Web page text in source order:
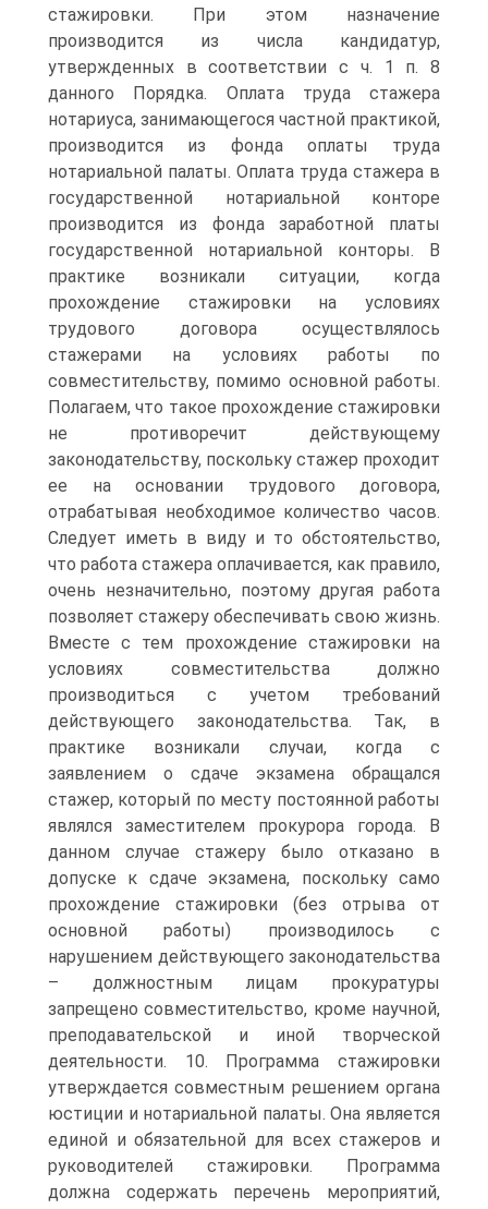
стажировки. При этом назначение
производится из числа кандидатур,
утвержденных в соответствии с ч. 1 п. 8
данного Порядка. Оплата труда стажера
нотариуса, занимающегося частной практикой,
производится из фонда оплаты труда
нотариальной палаты. Оплата труда стажера в
государственной нотариальной конторе
производится из фонда заработной платы
государственной нотариальной конторы. В
практике возникали ситуации, когда
прохождение стажировки на условиях
трудового договора осуществлялось
стажерами на условиях работы по
совместительству, помимо основной работы.
Полагаем, что такое прохождение стажировки
не противоречит действующему
законодательству, поскольку стажер проходит
ее на основании трудового договора,
отрабатывая необходимое количество часов.
Следует иметь в виду и то обстоятельство,
что работа стажера оплачивается, как правило,
очень незначительно, поэтому другая работа
позволяет стажеру обеспечивать свою жизнь.
Вместе с тем прохождение стажировки на
условиях совместительства должно
производиться с учетом требований
действующего законодательства. Так, в
практике возникали случаи, когда с
заявлением о сдаче экзамена обращался
стажер, который по месту постоянной работы
являлся заместителем прокурора города. В
данном случае стажеру было отказано в
допуске к сдаче экзамена, поскольку само
прохождение стажировки (без отрыва от
основной работы) производилось с
нарушением действующего законодательства
– должностным лицам прокуратуры
запрещено совместительство, кроме научной,
преподавательской и иной творческой
деятельности. 10. Программа стажировки
утверждается совместным решением органа
юстиции и нотариальной палаты. Она является
единой и обязательной для всех стажеров и
руководителей стажировки. Программа
должна содержать перечень мероприятий,